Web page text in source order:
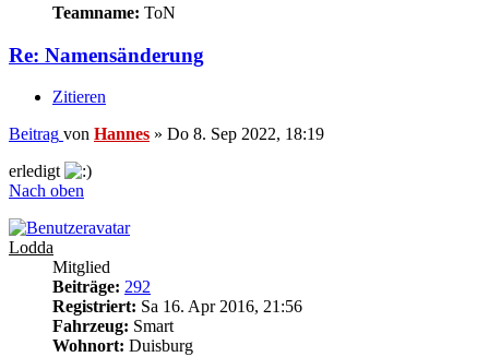
Teamname: ToN
Re: Namensänderung
Zitieren
Beitrag von Hannes » Do 8. Sep 2022, 18:19
erledigt
Nach oben
Lodda
Mitglied
Beiträge: 292
Registriert: Sa 16. Apr 2016, 21:56
Fahrzeug: Smart
Wohnort: Duisburg